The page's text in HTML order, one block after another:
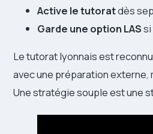
Active le tutoratdès
Garde une option LAS
Le tutorat lyonnais est
avec une préparation
Une stratégie souple est une